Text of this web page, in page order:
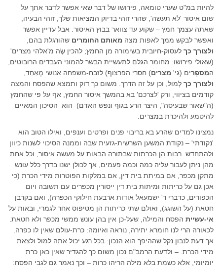
להיות במ"ט שערי טומאה, פירושו של דבר שאי אפשר לדבר אתך על
שום איסור 'לא תעשה', שהרי זוהי בדיוק המציאות שלך, זוהי הבעיה,
שאתה עצמך חמץ – שקוע עד צוואר בבוץ האיסור. אבל עדיין אפשר
ואפשר לבקש ממך לאפות מצה מאותם החומרים שהורגלת בהם,
ולצורך כך לעסוק-חיובית בשימורה מן החמץ; להכין שֶׂה מ'אלהי מצרים'
(שאולי פירושו: מחומר הגלם לתעשיית הבשר להמוני העבדים הרובוטים,
המִספָרים (גי' מצרים) חסרי הפרצוף) לזבח-משפחה אנושי מְאַחֵד,
ולצורך כך לָמוּל, וכן על זה הדרך. משום כך דוק ותמצא שהפסח והמצה
קודמים בציווי, ורק 'לצרכם' בא בהמשך איסור החמץ, אף על פי שהחמץ
(ה"שאור שבעיסה", היצר הרע בגוף ונפש האדם) הוא הסיכון המאיים
להיטמע ולהיכרת במצרים.
נמצינו למדים שהרע בא בריבוי פנים ופרטים וענפים, ואילו הטוב הוא
'נקודתי' – נקודת המשען השרשית-גזעית שבה וממנה הסיכוי לשנות כיוון
ולהתחדש. רבות הן הכרֵתות שבתורה הבאות על מעשה איסור, וכל אחת
מהן ניתן לעבור עליה כמה וכמה פעמים, אך לכולן ישנו בדרך כלל עונש
מתקן מכפר, אם במיתת בית דין, אם במלקות הפוטרות מידי הכרת (כי
אכן גם על כריתות ומיתות בית דין ייסורין מכפרים עם תשובה ויום
הכפורים, כדברי ר' ישמעאל אודות ארבעת חילוקי הכפרה), ואם בקרבן
חטאת (על השוגג), ואולם שתי כריתות הן מטיפוס אחר לגמרי, ובאות על
אי-עשיית הפסח והמילה, שעל-כן אין בהן עונש ממשי מכפר ולא חטאת.
לכאורה הרי לנו חומרא יתירה, נוראה ואיומה: כרת-עולם שאין לו כפרה.
אך דעת לנבון נקל שההיפך הוא הנכון: בכל רגע יכול אתה למול ולצאת
מידי הכרת. – ולדעת הרמב"ם נכון משום כך להגדיר שאין כאן כרת
יומיומי, אלא כשמת בלא מילה הריהו כרות – וכך נאמר גם לגבי הפסח: